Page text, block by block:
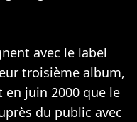
avec le label
troisième album,
en juin 2000 que le
du public avec